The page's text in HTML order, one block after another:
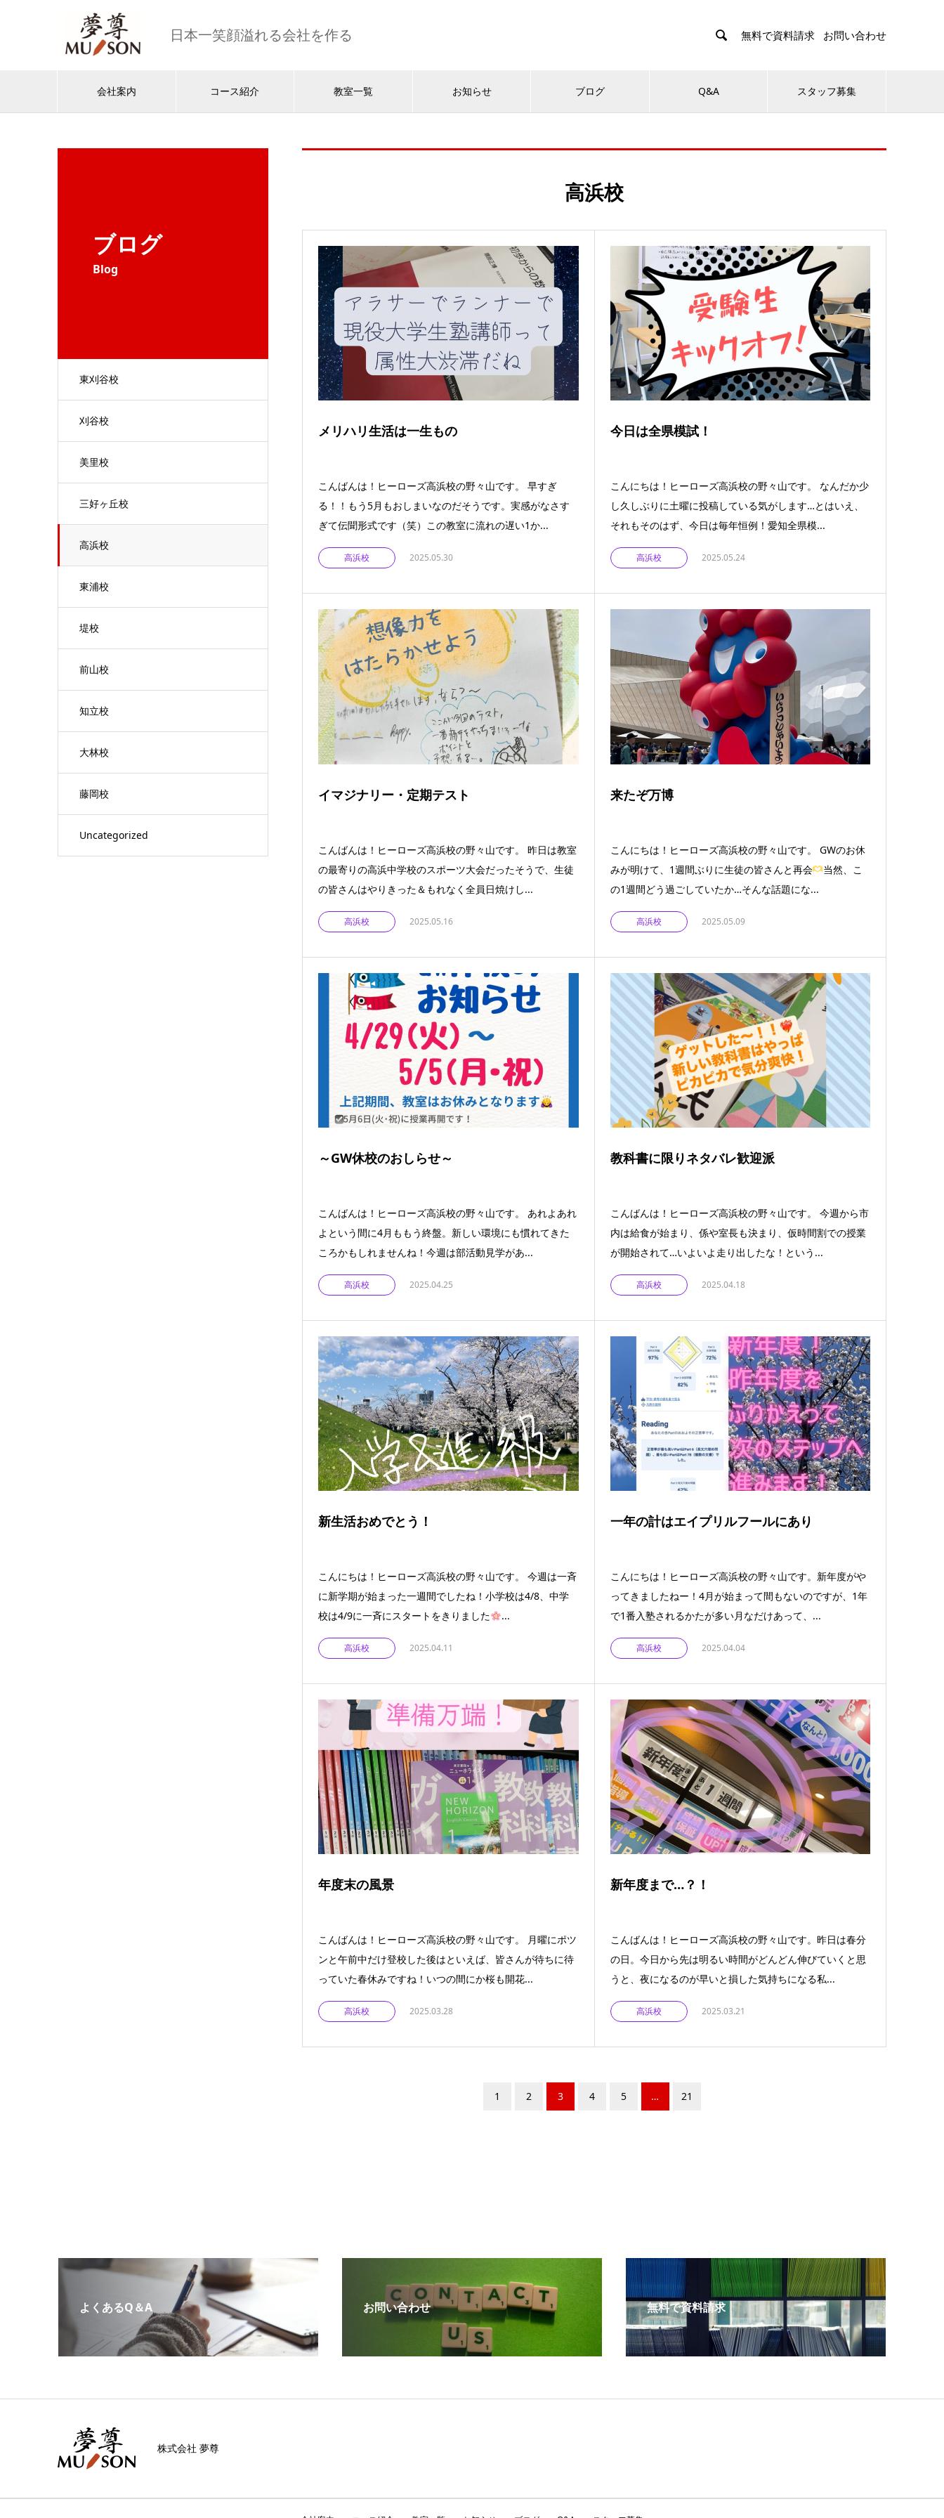
日本一笑顔溢れる会社を作る  無料で資料請求 お問い合わせ
会社案内 コース紹介 教室一覧 お知らせ ブログ Q&A スタッフ募集
ブログ
Blog
東刈谷校
刈谷校
美里校
三好ヶ丘校
高浜校
東浦校
堤校
前山校
知立校
大林校
藤岡校
Uncategorized
高浜校
メリハリ生活は一生もの
こんばんは！ヒーローズ高浜校の野々山です。 早すぎ
る！！もう5月もおしまいなのだそうです。実感がなさす
ぎて伝聞形式です（笑）この教室に流れの遅い1か...
高浜校 2025.05.30
今日は全県模試！
こんにちは！ヒーローズ高浜校の野々山です。 なんだか少
し久しぶりに土曜に投稿している気がします…とはいえ、
それもそのはず、今日は毎年恒例！愛知全県模...
高浜校 2025.05.24
イマジナリー・定期テスト
こんばんは！ヒーローズ高浜校の野々山です。 昨日は教室
の最寄りの高浜中学校のスポーツ大会だったそうで、生徒
の皆さんはやりきった＆もれなく全員日焼けし...
高浜校 2025.05.16
来たぞ万博
こんにちは！ヒーローズ高浜校の野々山です。 GWのお休
みが明けて、1週間ぶりに生徒の皆さんと再会
当然、こ
の1週間どう過ごしていたか…そんな話題にな...
高浜校 2025.05.09
～GW休校のおしらせ～
こんばんは！ヒーローズ高浜校の野々山です。 あれよあれ
よという間に4月ももう終盤。新しい環境にも慣れてきた
ころかもしれませんね！今週は部活動見学があ...
高浜校 2025.04.25
教科書に限りネタバレ歓迎派
こんばんは！ヒーローズ高浜校の野々山です。 今週から市
内は給食が始まり、係や室長も決まり、仮時間割での授業
が開始されて…いよいよ走り出したな！という...
高浜校 2025.04.18
新生活おめでとう！
こんにちは！ヒーローズ高浜校の野々山です。 今週は一斉
に新学期が始まった一週間でしたね！小学校は4/8、中学
校は4/9に一斉にスタートをきりました
...
高浜校 2025.04.11
一年の計はエイプリルフールにあり
こんにちは！ヒーローズ高浜校の野々山です。新年度がや
ってきましたねー！4月が始まって間もないのですが、1年
で1番入塾されるかたが多い月なだけあって、...
高浜校 2025.04.04
年度末の風景
こんばんは！ヒーローズ高浜校の野々山です。 月曜にポツ
ンと午前中だけ登校した後はといえば、皆さんが待ちに待
っていた春休みですね！いつの間にか桜も開花...
高浜校 2025.03.28
新年度まで…？！
こんばんは！ヒーローズ高浜校の野々山です。昨日は春分
の日。今日から先は明るい時間がどんどん伸びていくと思
うと、夜になるのが早いと損した気持ちになる私...
高浜校 2025.03.21
1 2 3 4 5 … 21
よくあるQ＆A お問い合わせ 無料で資料請求
株式会社 夢尊